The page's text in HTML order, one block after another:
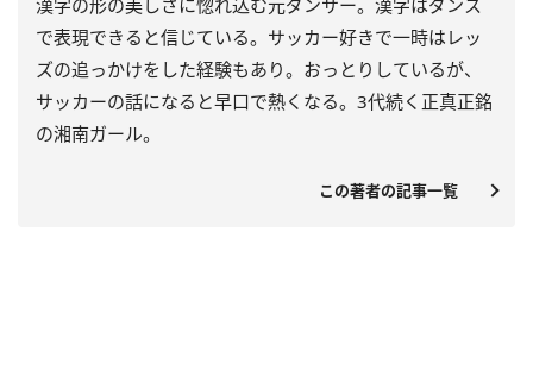
漢字の形の美しさに惚れ込む元ダンサー。漢字はダンス
で表現できると信じている。サッカー好きで一時はレッ
ズの追っかけをした経験もあり。おっとりしているが、
サッカーの話になると早口で熱くなる。3代続く正真正銘
の湘南ガール。
この著者の記事一覧